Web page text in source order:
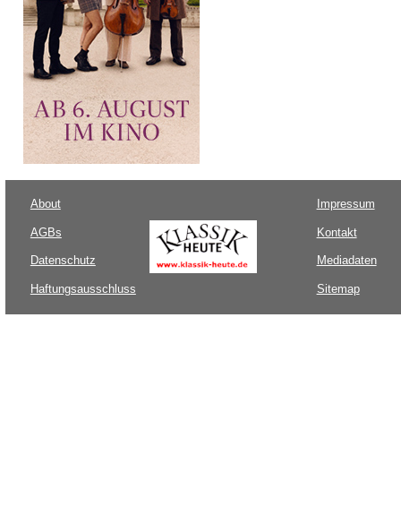
About
AGBs
Datenschutz
Haftungsausschluss
Impressum
Kontakt
Mediadaten
Sitemap